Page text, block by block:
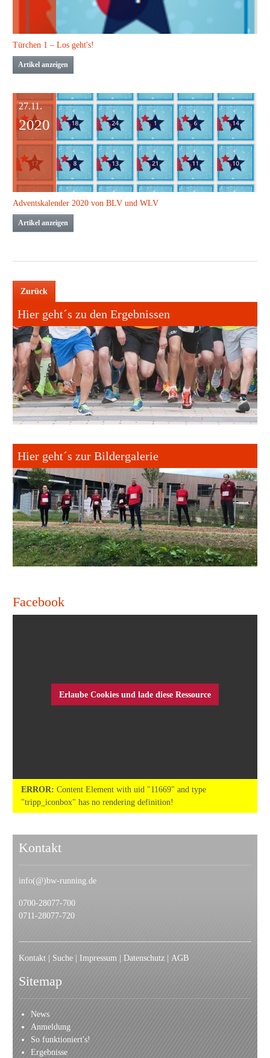
Türchen 1 – Los geht's!
Artikel anzeigen
27.11.
2020
Adventskalender 2020 von BLV und WLV
Artikel anzeigen
Zurück
Hier geht´s zu den Ergebnissen
Hier geht´s zur Bildergalerie
Facebook
Erlaube Cookies und lade diese Ressource
ERROR: Content Element with uid "11669" and type
"tripp_iconbox" has no rendering definition!
Kontakt
info(@)bw-running.de
0700-28077-700
0711-28077-720
Kontakt Suche Impressum Datenschutz AGB
Sitemap
News
Anmeldung
So funktioniert's!
Ergebnisse